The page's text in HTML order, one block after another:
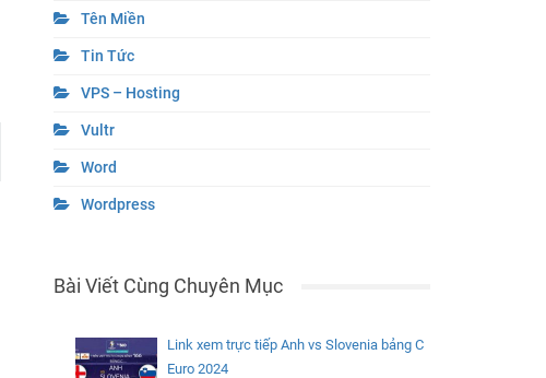
Tên Miền
Tin Tức
VPS – Hosting
Vultr
Word
Wordpress
Bài Viết Cùng Chuyên Mục
Link xem trực tiếp Anh vs Slovenia bảng C
Euro 2024